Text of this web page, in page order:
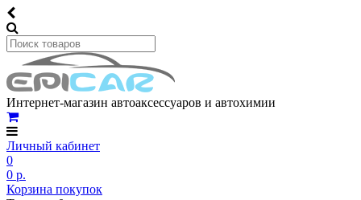
Интернет-магазин автоаксессуаров и автохимии
Личный кабинет
0
0 р.
Корзина покупок